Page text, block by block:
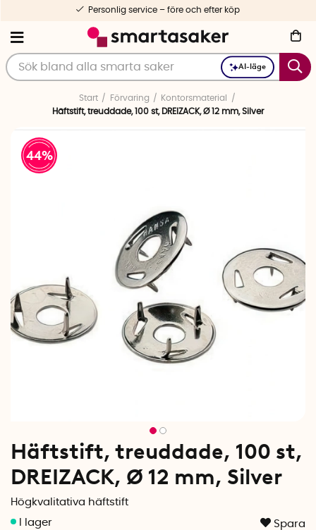
AI-läge
Personlig service – före och efter köp
Start Förvaring
Kontorsmaterial
Häftstift, treuddade, 100 st, DREIZACK, Ø 12 mm, Silver
44
Häftstift, treuddade, 100 st,
DREIZACK, Ø 12 mm, Silver
Högkvalitativa häftstift
Spara